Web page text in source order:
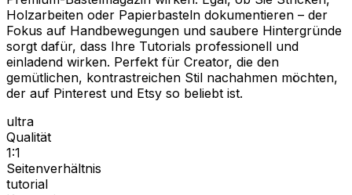
Holzarbeiten oder Papierbasteln dokumentieren – der
Fokus auf Handbewegungen und saubere Hintergründe
sorgt dafür, dass Ihre Tutorials professionell und
einladend wirken. Perfekt für Creator, die den
gemütlichen, kontrastreichen Stil nachahmen möchten,
der auf Pinterest und Etsy so beliebt ist.
ultra
Qualität
1:1
Seitenverhältnis
tutorial